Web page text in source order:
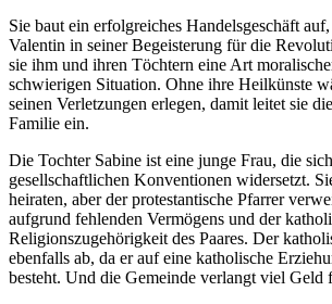
Sie baut ein erfolgreiches Handelsgeschäft
Valentin in seiner Begeisterung für die
sie ihm und ihren Töchtern eine Art
schwierigen Situation. Ohne ihre Heilkünste
seinen Verletzungen erlegen, damit leitet sie
Familie ein.
Die Tochter Sabine ist eine junge Frau, die
gesellschaftlichen Konventionen widersetzt.
heiraten, aber der protestantische Pfarrer
aufgrund fehlenden Vermögens und der
Religionszugehörigkeit des Paares. Der
ebenfalls ab, da er auf eine katholische
besteht. Und die Gemeinde verlangt viel Geld